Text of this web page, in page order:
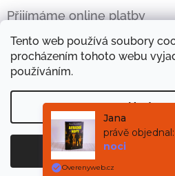
Tento web používá soubory
procházením tohoto webu
používáním.
Přijímáme online platby
Vytvořil Shoptet Copyright 2026
Mini e-kniha TAJEMNÝ
Jana
právě objednal:
noci
Overenyweb.cz